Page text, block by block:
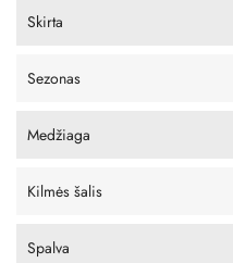
Skirta
Sezonas
Medžiaga
Kilmės šalis
Spalva